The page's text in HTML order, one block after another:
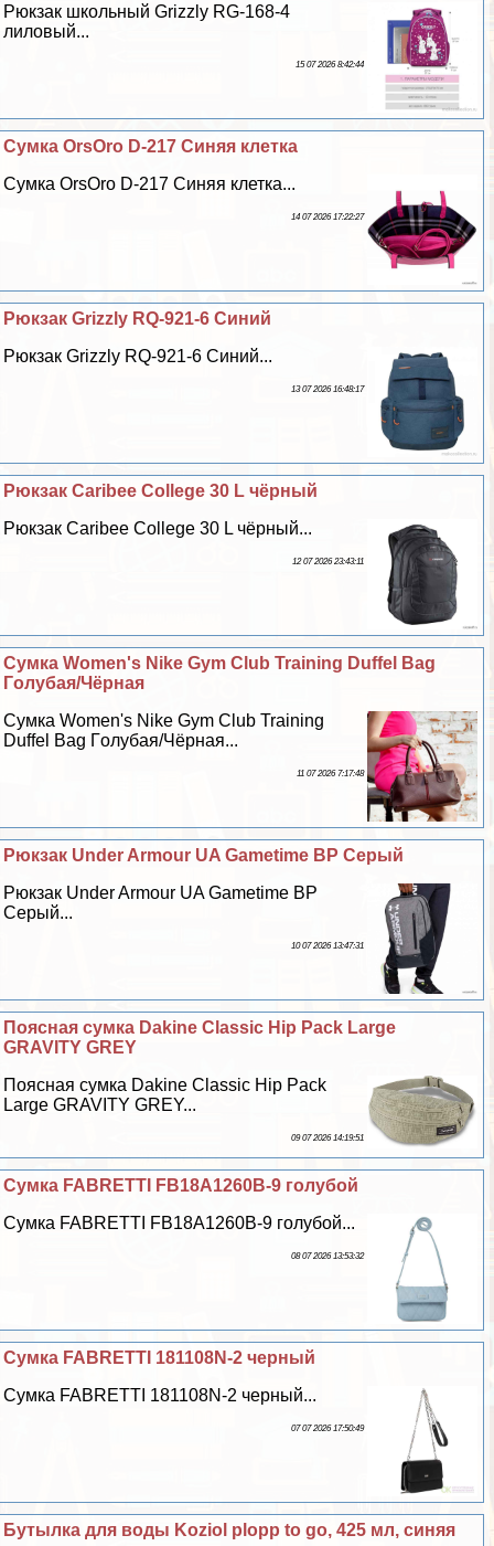
Рюкзак школьный Grizzly RG-168-4
лиловый...
15 07 2026 8:42:44
Сумка OrsOro D-217 Синяя клетка
Сумка OrsOro D-217 Синяя клетка...
14 07 2026 17:22:27
Рюкзак Grizzly RQ-921-6 Синий
Рюкзак Grizzly RQ-921-6 Синий...
13 07 2026 16:48:17
Рюкзак Caribee College 30 L чёрный
Рюкзак Caribee College 30 L чёрный...
12 07 2026 23:43:11
Сумка Women's Nike Gym Club Training Duffel Bag
Гoлyбая/Чёрная
Сумка Women's Nike Gym Club Training
Duffel Bag Гoлyбая/Чёрная...
11 07 2026 7:17:48
Рюкзак Under Armour UA Gametime BP Серый
Рюкзак Under Armour UA Gametime BP
Серый...
10 07 2026 13:47:31
Поясная сумка Dakine Classic Hip Pack Large
GRAVITY GREY
Поясная сумка Dakine Classic Hip Pack
Large GRAVITY GREY...
09 07 2026 14:19:51
Сумка FABRETTI FB18A1260B-9 гoлyбой
Сумка FABRETTI FB18A1260B-9 гoлyбой...
08 07 2026 13:53:32
Сумка FABRETTI 181108N-2 черный
Сумка FABRETTI 181108N-2 черный...
07 07 2026 17:50:49
Бутылка для воды Koziol plopp to go, 425 мл, синяя